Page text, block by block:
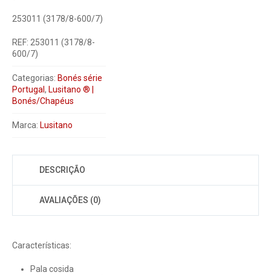
253011 (3178/8-600/7)
REF: 253011 (3178/8-
600/7)
Categorias: Bonés série
Portugal , Lusitano ® |
Bonés/Chapéus
Marca: Lusitano
DESCRIÇÃO
AVALIAÇÕES (0)
Características:
Pala cosida